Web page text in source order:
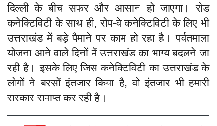
दिल्ली के बीच सफर और आसान हो जाएगा। रोड
कनेक्टिविटी के साथ ही, रोप-वे कनेक्टिविटी के लिए भी
उत्तराखंड में बड़े पैमाने पर काम हो रहा है। पर्वतमाला
योजना आने वाले दिनों में उत्तराखंड का भाग्य बदलने जा
रही है। इसके लिए जिस कनेक्टिविटी का उत्तराखंड के
लोगों ने बरसों इंतजार किया है, वो इंतजार भी हमारी
सरकार समाप्त कर रही है।